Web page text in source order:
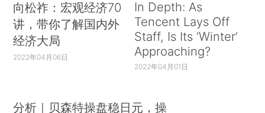
向松祚：宏观经济70
讲，带你了解国内外
经济大局
2022年04月06日
In Depth: As
Tencent Lays Off
Staff, Is Its ‘Winter’
Approaching?
2022年04月01日
分析｜贝森特操盘稳日元，操